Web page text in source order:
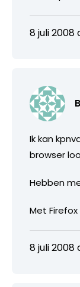
8 juli 2008
Ik kan
browser
Hebben
Met
8 juli 2008